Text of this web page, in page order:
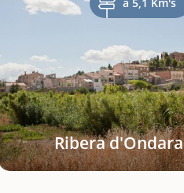
Ribera d'Ondara